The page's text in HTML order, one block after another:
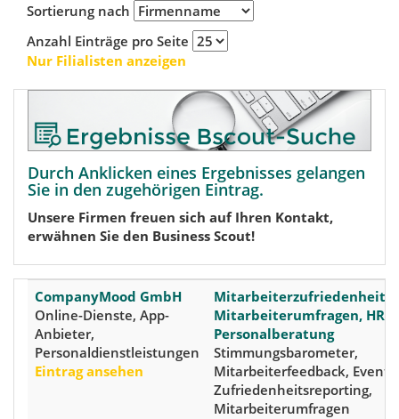
Sortierung nach
Anzahl Einträge pro Seite
Nur Filialisten anzeigen
Durch Anklicken eines Ergebnisses gelangen
Sie in den zugehörigen Eintrag.
Unsere Firmen freuen sich auf Ihren Kontakt,
erwähnen Sie den Business Scout!
CompanyMood GmbH
Online-Dienste, App-
Anbieter,
Personaldienstleistungen
Eintrag ansehen
Mitarbeiterumfragen, HR-
Personalberatung
Stimmungsbarometer,
Mitarbeiterfeedback, Event-
Zufriedenheitsreporting,
Mitarbeiterumfragen